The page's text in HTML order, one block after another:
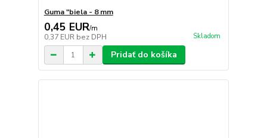
Guma "biela - 8 mm
0,45 EUR/m
0,37 EUR bez DPH Skladom
Pridať do košíka